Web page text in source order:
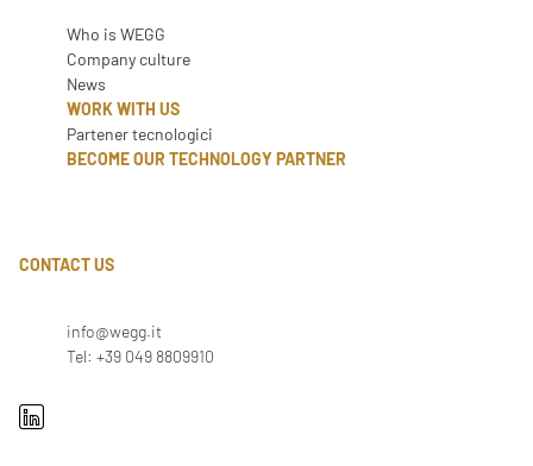
Who is WEGG
Company culture
News
WORK WITH US
Partener tecnologici
BECOME OUR TECHNOLOGY PARTNER
CONTACT US
info@wegg.it
Tel: +39 049 8809910